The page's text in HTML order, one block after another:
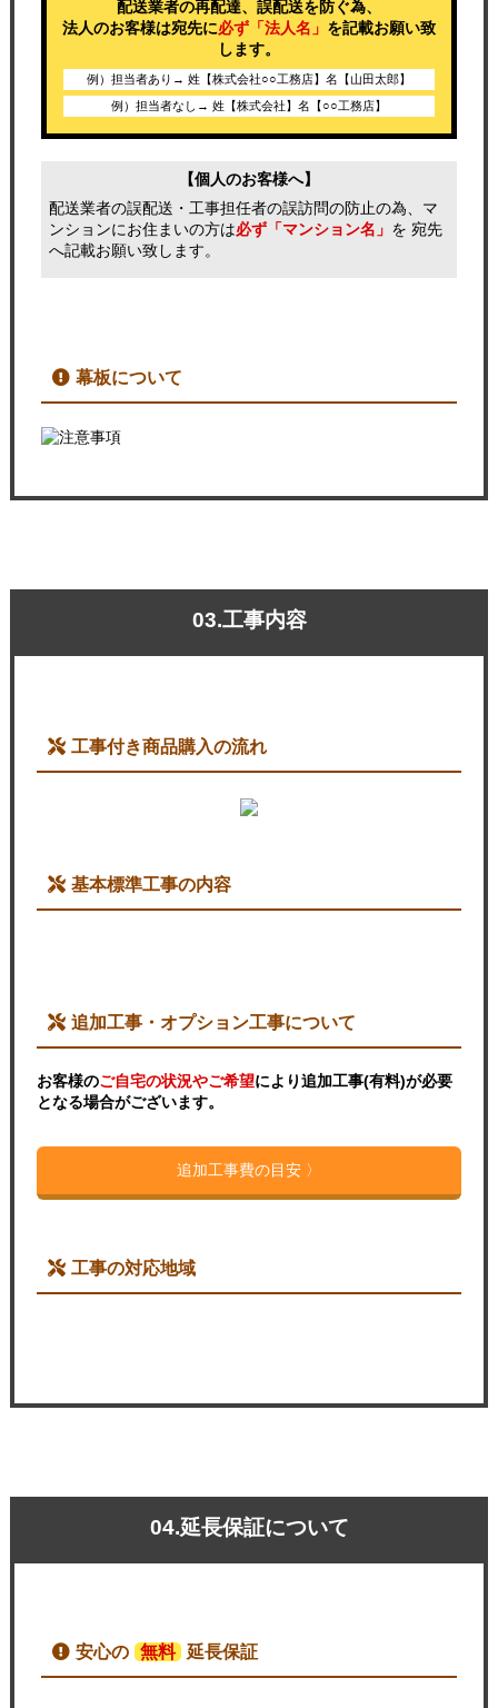
配送業者の再配達、誤配送を防ぐ為、
法人のお客様は宛先に必ず「法人名」 を記載お願い致
します。
例）担当者あり→ 姓【株式会社○○工務店】名【山田太郎】
例）担当者なし→ 姓【株式会社】名【○○工務店】
【個人のお客様へ】
配送業者の誤配送・工事担任者の誤訪問の防止の為、マ
ンションにお住まいの方は必ず「マンション名」 を 宛先
へ記載お願い致します。
幕板について
03.工事内容
工事付き商品購入の流れ
基本標準工事の内容
追加工事・オプション工事について
お客様のご自宅の状況やご希望により追加工事(有料)が必要
となる場合がございます。
追加工事費の目安 〉
工事の対応地域
04.延長保証について
安心の 無料 延長保証